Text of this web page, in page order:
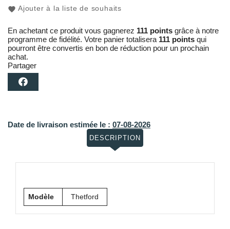
Ajouter à la liste de souhaits
En achetant ce produit vous gagnerez 111 points grâce à notre
programme de fidélité. Votre panier totalisera 111 points qui
pourront être convertis en bon de réduction pour un prochain
achat.
Partager
Date de livraison estimée le : 07-08-2026
DESCRIPTION
Modèle Thetford